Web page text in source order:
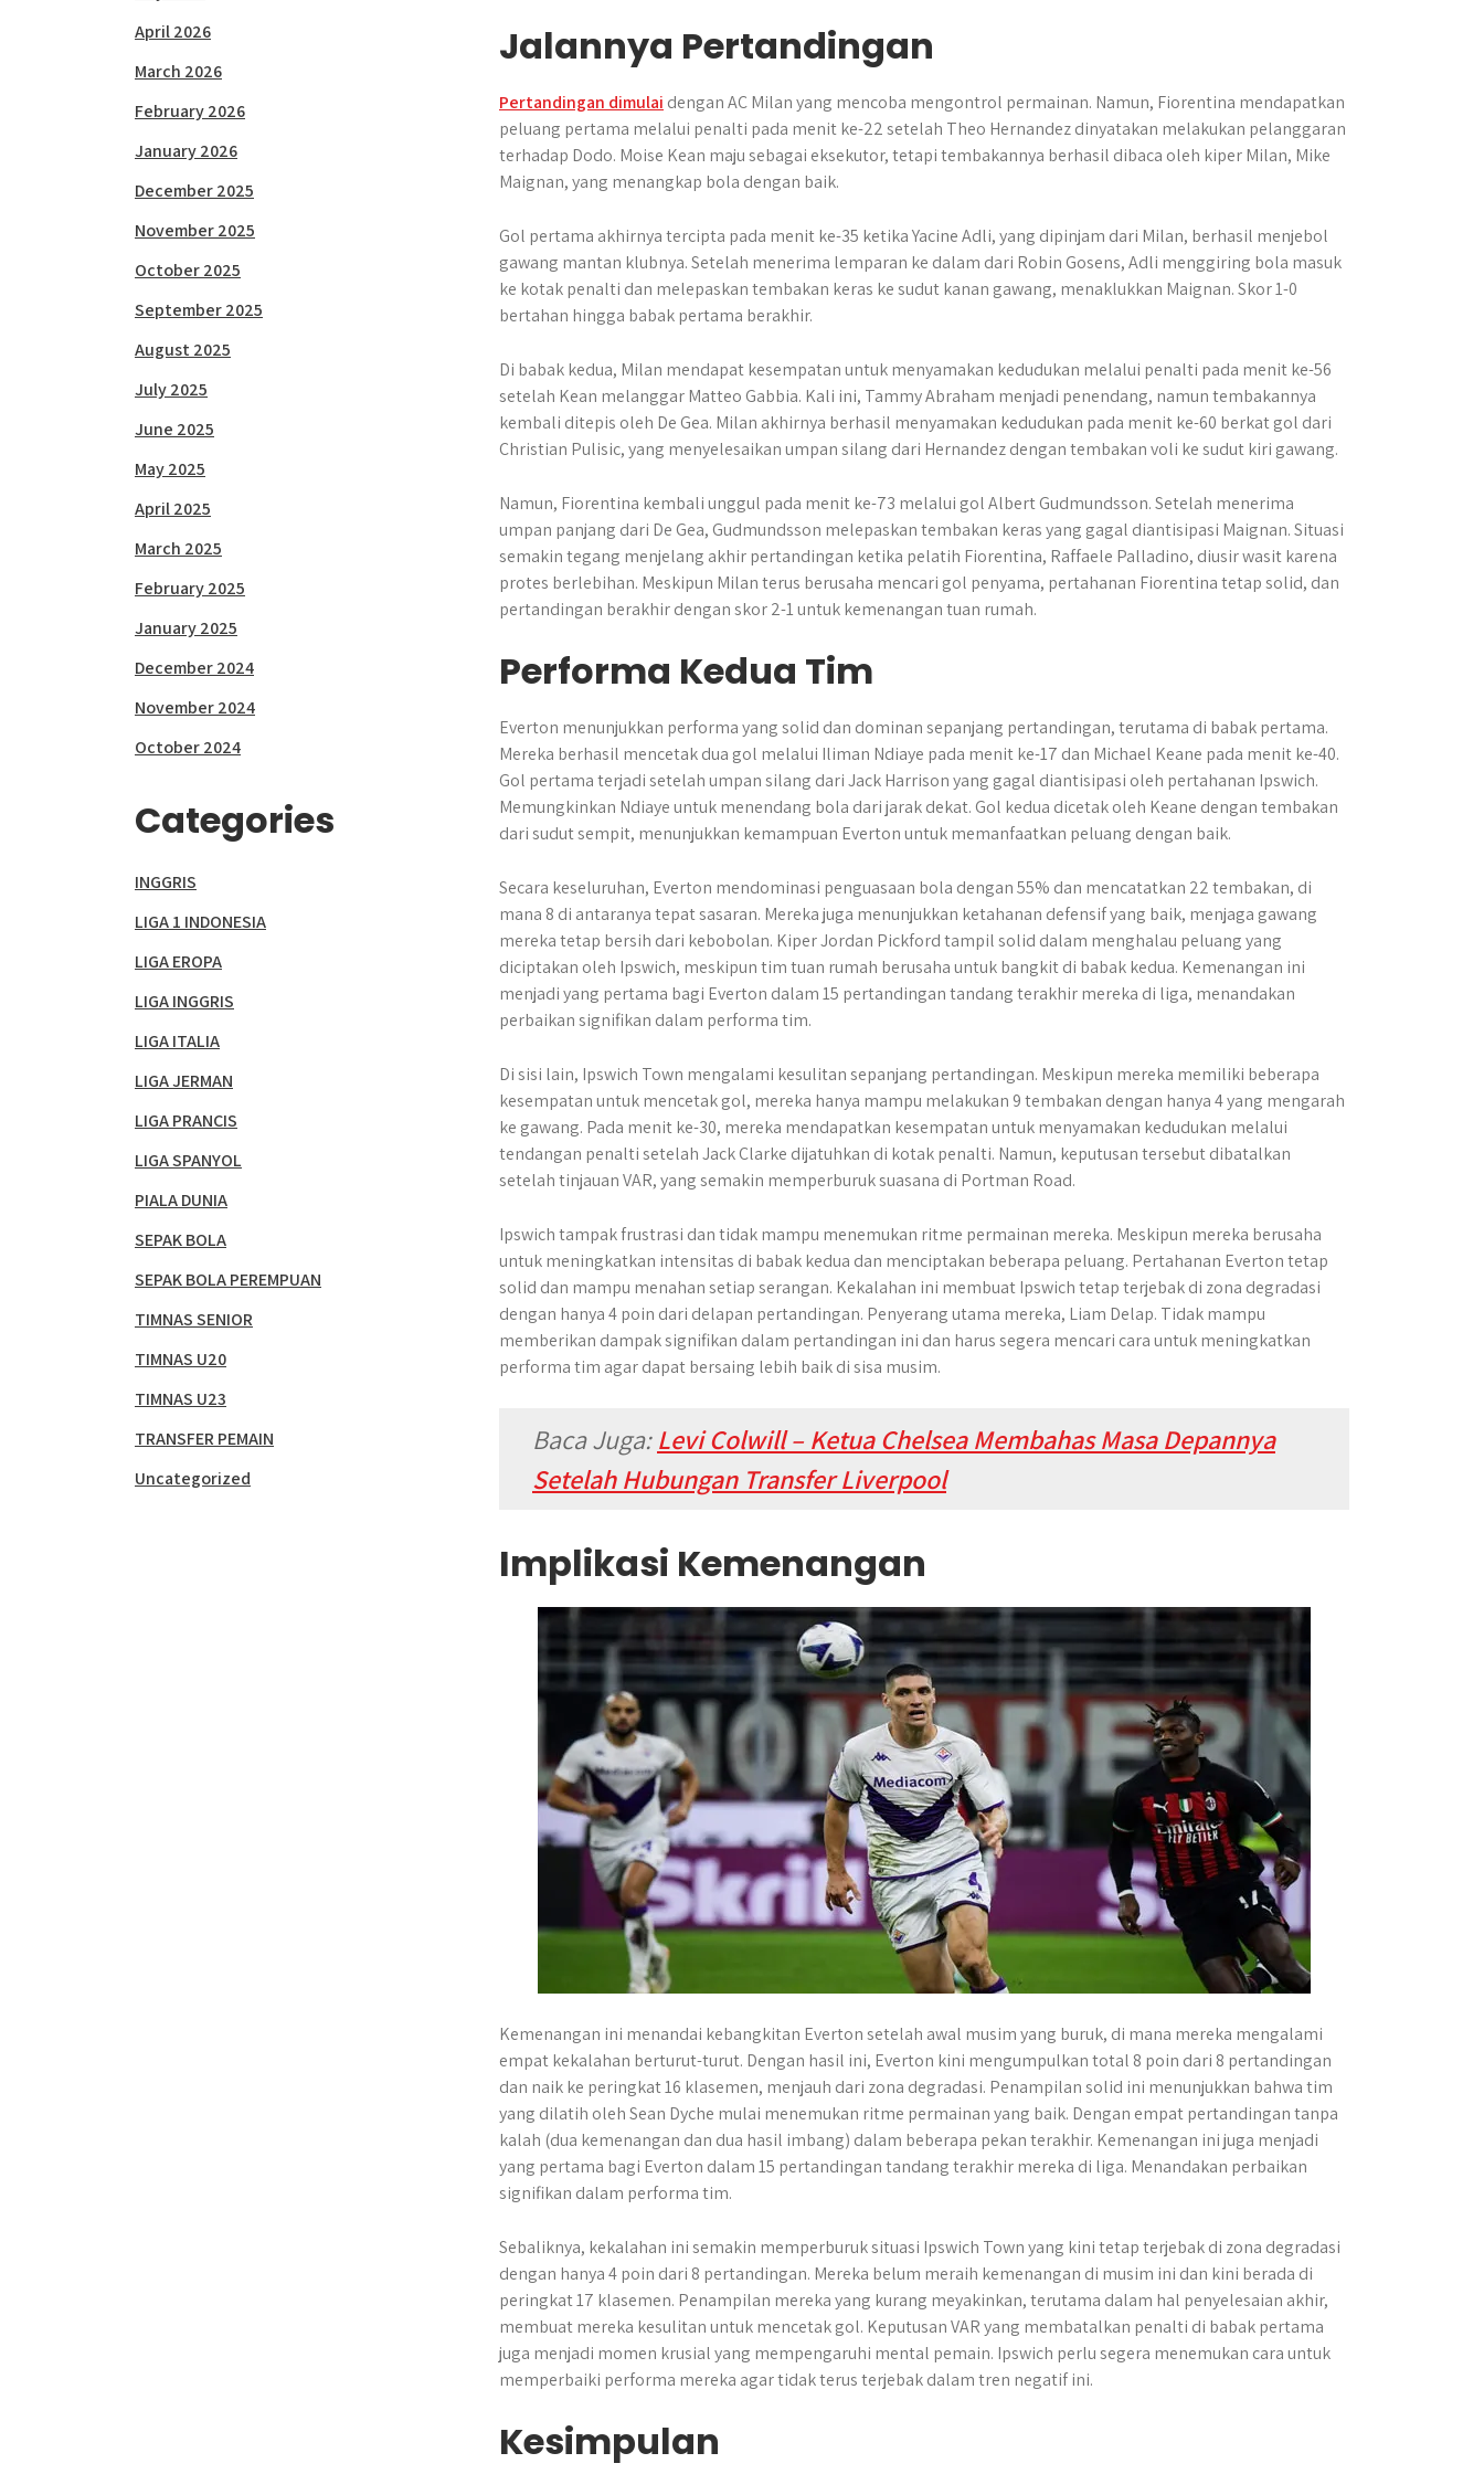
Jalannya Pertandingan
Pertandingan dimulai dengan AC Milan yang mencoba mengontrol permainan. Namun, Fiorentina mendapatkan
peluang pertama melalui penalti pada menit ke-22 setelah Theo Hernandez dinyatakan melakukan pelanggaran
terhadap Dodo. Moise Kean maju sebagai eksekutor, tetapi tembakannya berhasil dibaca oleh kiper Milan, Mike
Maignan, yang menangkap bola dengan baik.
Gol pertama akhirnya tercipta pada menit ke-35 ketika Yacine Adli, yang dipinjam dari Milan, berhasil menjebol
gawang mantan klubnya. Setelah menerima lemparan ke dalam dari Robin Gosens, Adli menggiring bola masuk
ke kotak penalti dan melepaskan tembakan keras ke sudut kanan gawang, menaklukkan Maignan. Skor 1-0
bertahan hingga babak pertama berakhir.
Di babak kedua, Milan mendapat kesempatan untuk menyamakan kedudukan melalui penalti pada menit ke-56
setelah Kean melanggar Matteo Gabbia. Kali ini, Tammy Abraham menjadi penendang, namun tembakannya
kembali ditepis oleh De Gea. Milan akhirnya berhasil menyamakan kedudukan pada menit ke-60 berkat gol dari
Christian Pulisic, yang menyelesaikan umpan silang dari Hernandez dengan tembakan voli ke sudut kiri gawang.
Namun, Fiorentina kembali unggul pada menit ke-73 melalui gol Albert Gudmundsson. Setelah menerima
umpan panjang dari De Gea, Gudmundsson melepaskan tembakan keras yang gagal diantisipasi Maignan. Situasi
semakin tegang menjelang akhir pertandingan ketika pelatih Fiorentina, Raffaele Palladino, diusir wasit karena
protes berlebihan. Meskipun Milan terus berusaha mencari gol penyama, pertahanan Fiorentina tetap solid, dan
pertandingan berakhir dengan skor 2-1 untuk kemenangan tuan rumah.
Performa Kedua Tim
Everton menunjukkan performa yang solid dan dominan sepanjang pertandingan, terutama di babak pertama.
Mereka berhasil mencetak dua gol melalui Iliman Ndiaye pada menit ke-17 dan Michael Keane pada menit ke-40.
Gol pertama terjadi setelah umpan silang dari Jack Harrison yang gagal diantisipasi oleh pertahanan Ipswich.
Memungkinkan Ndiaye untuk menendang bola dari jarak dekat. Gol kedua dicetak oleh Keane dengan tembakan
dari sudut sempit, menunjukkan kemampuan Everton untuk memanfaatkan peluang dengan baik.
Secara keseluruhan, Everton mendominasi penguasaan bola dengan 55% dan mencatatkan 22 tembakan, di
mana 8 di antaranya tepat sasaran. Mereka juga menunjukkan ketahanan defensif yang baik, menjaga gawang
mereka tetap bersih dari kebobolan. Kiper Jordan Pickford tampil solid dalam menghalau peluang yang
diciptakan oleh Ipswich, meskipun tim tuan rumah berusaha untuk bangkit di babak kedua. Kemenangan ini
menjadi yang pertama bagi Everton dalam 15 pertandingan tandang terakhir mereka di liga, menandakan
perbaikan signifikan dalam performa tim.
Di sisi lain, Ipswich Town mengalami kesulitan sepanjang pertandingan. Meskipun mereka memiliki beberapa
kesempatan untuk mencetak gol, mereka hanya mampu melakukan 9 tembakan dengan hanya 4 yang mengarah
ke gawang. Pada menit ke-30, mereka mendapatkan kesempatan untuk menyamakan kedudukan melalui
tendangan penalti setelah Jack Clarke dijatuhkan di kotak penalti. Namun, keputusan tersebut dibatalkan
setelah tinjauan VAR, yang semakin memperburuk suasana di Portman Road.
Ipswich tampak frustrasi dan tidak mampu menemukan ritme permainan mereka. Meskipun mereka berusaha
untuk meningkatkan intensitas di babak kedua dan menciptakan beberapa peluang. Pertahanan Everton tetap
solid dan mampu menahan setiap serangan. Kekalahan ini membuat Ipswich tetap terjebak di zona degradasi
dengan hanya 4 poin dari delapan pertandingan. Penyerang utama mereka, Liam Delap. Tidak mampu
memberikan dampak signifikan dalam pertandingan ini dan harus segera mencari cara untuk meningkatkan
performa tim agar dapat bersaing lebih baik di sisa musim.
Baca Juga:Levi Colwill – Ketua Chelsea Membahas Masa Depannya
Setelah Hubungan Transfer Liverpool
Implikasi Kemenangan
Kemenangan ini menandai kebangkitan Everton setelah awal musim yang buruk, di mana mereka mengalami
empat kekalahan berturut-turut. Dengan hasil ini, Everton kini mengumpulkan total 8 poin dari 8 pertandingan
dan naik ke peringkat 16 klasemen, menjauh dari zona degradasi. Penampilan solid ini menunjukkan bahwa tim
yang dilatih oleh Sean Dyche mulai menemukan ritme permainan yang baik. Dengan empat pertandingan tanpa
kalah (dua kemenangan dan dua hasil imbang) dalam beberapa pekan terakhir. Kemenangan ini juga menjadi
yang pertama bagi Everton dalam 15 pertandingan tandang terakhir mereka di liga. Menandakan perbaikan
signifikan dalam performa tim.
Sebaliknya, kekalahan ini semakin memperburuk situasi Ipswich Town yang kini tetap terjebak di zona degradasi
dengan hanya 4 poin dari 8 pertandingan. Mereka belum meraih kemenangan di musim ini dan kini berada di
peringkat 17 klasemen. Penampilan mereka yang kurang meyakinkan, terutama dalam hal penyelesaian akhir,
membuat mereka kesulitan untuk mencetak gol. Keputusan VAR yang membatalkan penalti di babak pertama
juga menjadi momen krusial yang mempengaruhi mental pemain. Ipswich perlu segera menemukan cara untuk
memperbaiki performa mereka agar tidak terus terjebak dalam tren negatif ini.
Kesimpulan
April 2026
March 2026
February 2026
January 2026
December 2025
November 2025
October 2025
September 2025
August 2025
July 2025
June 2025
May 2025
April 2025
March 2025
February 2025
January 2025
December 2024
November 2024
October 2024
Categories
INGGRIS
LIGA 1 INDONESIA
LIGA EROPA
LIGA INGGRIS
LIGA ITALIA
LIGA JERMAN
LIGA PRANCIS
LIGA SPANYOL
PIALA DUNIA
SEPAK BOLA
SEPAK BOLA PEREMPUAN
TIMNAS SENIOR
TIMNAS U20
TIMNAS U23
TRANSFER PEMAIN
Uncategorized